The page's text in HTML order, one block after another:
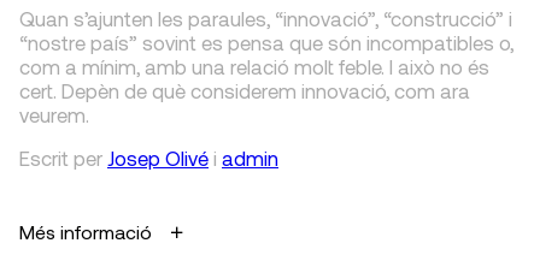
Quan s’ajunten les paraules, “innovació”, “construcció” i
“nostre país” sovint es pensa que són incompatibles o,
com a mínim, amb una relació molt feble. I això no és
cert. Depèn de què considerem innovació, com ara
veurem.
Escrit per Josep Olivé i admin
Més informació